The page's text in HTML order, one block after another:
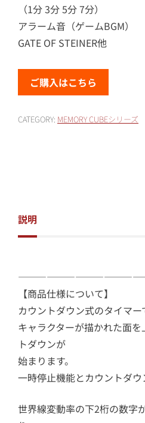
（1分 3分 5分 7分）
アラーム音（ゲームBGM）
GATE OF STEINER他
ご購入はこちら
CATEGORY: MEMORY CUBEシリーズ
説明
【商品仕様について】
カウントダウン式のタイマー
キャラクターが描かれた面
トダウンが
始まります。
一時停止機能とカウントダウ
世界線変動率の下2桁の数字